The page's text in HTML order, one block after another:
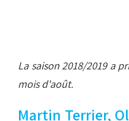
La saison 2018/2019 a
mois d'août.
Martin Terrier,